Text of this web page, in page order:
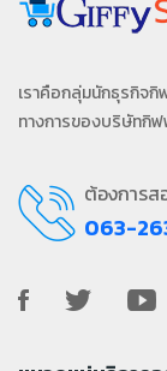
เราคือกลุ่มนักธุรกิจกิ
ทางการของบริษัทกิ
ต้องการส
063-